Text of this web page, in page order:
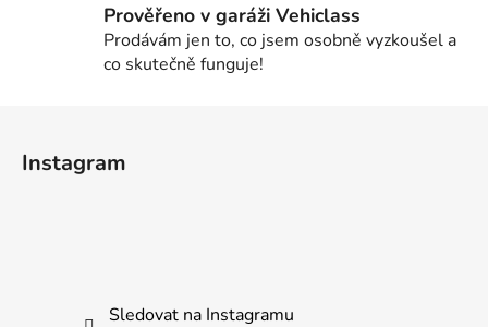
k
y
v
Prověřeno v garáži Vehiclass
Prodávám jen to, co jsem osobně vyzkoušel a
co skutečně funguje!
Instagram
Sledovat na Instagramu